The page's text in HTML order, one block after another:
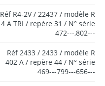
Réf R4-2V / 22437 / modèle R
4 A TRI / repère 31 / N° série
472---,802---
Réf 2433 / 2433 / modèle R
402 A / repère 44 / N° série
469---799---656---